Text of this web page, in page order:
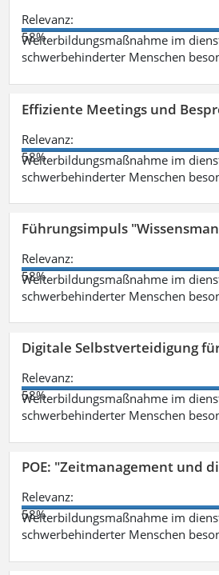
Relevanz:
58%
Weiterbildungsmaßnahme im
schwerbehinderter Menschen
Effiziente Meetings und
Relevanz:
58%
Weiterbildungsmaßnahme im
schwerbehinderter Menschen
Führungsimpuls
Relevanz:
58%
Weiterbildungsmaßnahme im
schwerbehinderter Menschen
Digitale Selbstverteidigung
Relevanz:
58%
Weiterbildungsmaßnahme im
schwerbehinderter Menschen
POE: "Zeitmanagement und
Relevanz:
58%
Weiterbildungsmaßnahme im
schwerbehinderter Menschen